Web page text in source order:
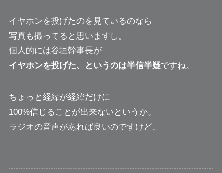
イヤホンを投げたのを見ているのなら
写真も撮ってると思いますし。
個人的には谷垣幹事長が
イヤホンを投げた、というのは半信半疑ですね。
ちょっと経緯が経緯だけに
100%信じることが出来ないというか。
ラジオの音声があれば良いのですけど。